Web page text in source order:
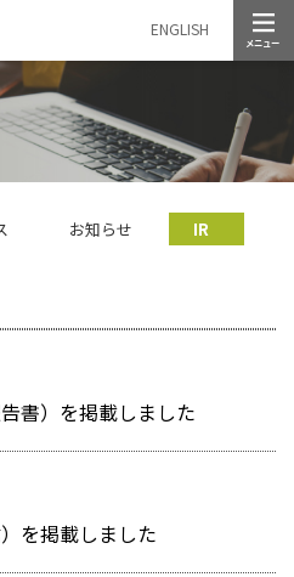
ENGLISH
お知らせ IR
書）を掲載しました
を掲載しました